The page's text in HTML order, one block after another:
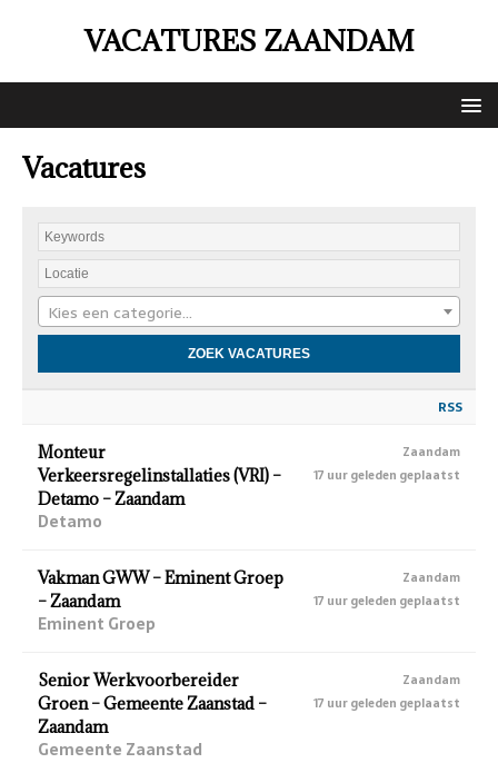
VACATURES ZAANDAM
Vacatures
Kies een categorie…
RSS
Monteur
Verkeersregelinstallaties (VRI) –
Detamo – Zaandam
Detamo
Zaandam
17 uur geleden geplaatst
Vakman GWW – Eminent Groep
– Zaandam
Eminent Groep
Zaandam
17 uur geleden geplaatst
Senior Werkvoorbereider
Groen – Gemeente Zaanstad –
Zaandam
Gemeente Zaanstad
Zaandam
17 uur geleden geplaatst